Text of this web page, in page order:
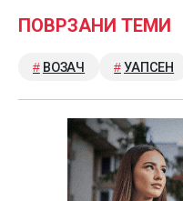
ПОВРЗАНИ ТЕМИ
ВОЗАЧ УАПСЕН